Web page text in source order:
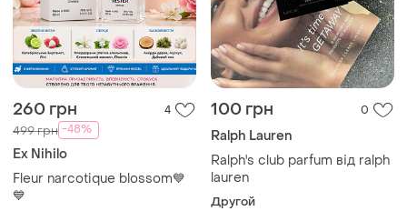
260 грн 4
499 грн -48%
Ex Nihilo
Fleur narcotique blossom💙
💙
100 грн 0
Ralph Lauren
Ralph's club parfum від ralph
lauren
Другой